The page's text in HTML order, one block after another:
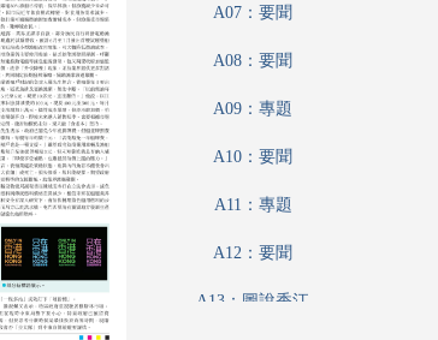
A07：要聞
A08：要聞
A09：專題
A10：要聞
A11：專題
A12：要聞
A13：圖說香江